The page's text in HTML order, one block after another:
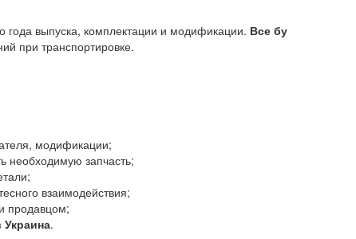
года выпуска, комплектации и модификации. Все бу
при транспортировке.
модификации;
необходимую запчасть;
взаимодействия;
продавцом;
.